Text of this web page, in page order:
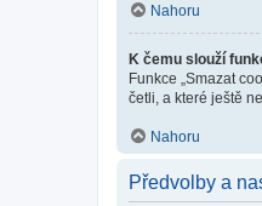
Nahoru
K čemu slouží
Funkce „Smazat
četli, a které ještě
Nahoru
Předvolby a